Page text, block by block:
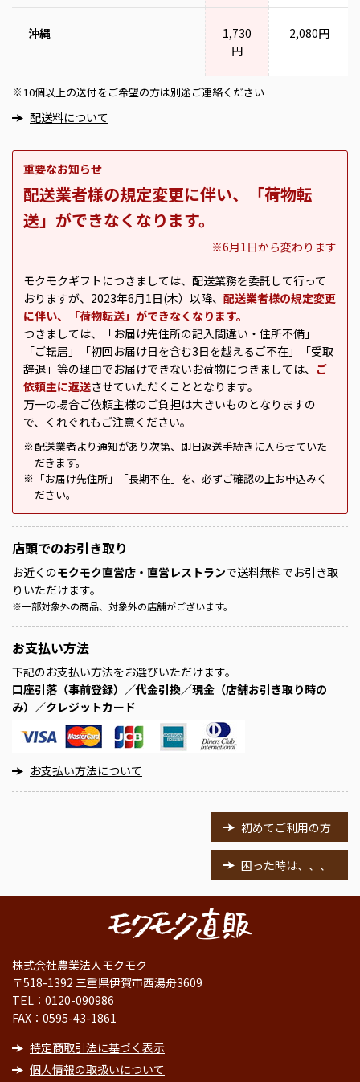
沖縄
1,730
円
2,080円
※ 10個以上の送付をご希望の方は別途ご連絡ください
配送料について
重要なお知らせ
配送業者様の規定変更に伴い、「荷物転
送」ができなくなります。
※6月1日から変わります
モクモクギフトにつきましては、配送業務を委託して行って
おりますが、2023年6月1日(木）以降、 配送業者様の規定変更
に伴い、「荷物転送」ができなくなります。
つきましては、「お届け先住所の記入間違い・住所不備」
「ご転居」「初回お届け日を含む3日を越えるご不在」「受取
辞退」等の理由でお届けできないお荷物につきましては、 ご
依頼主に返送させていただくこととなります。
万一の場合ご依頼主様のご負担は大きいものとなりますの
で、くれぐれもご注意ください。
※ 配送業者より通知があり次第、即日返送手続きに入らせていた
だきます。
※
「お届け先住所」「長期不在」を、必ずご確認の上お申込みく
ださい。
店頭でのお引き取り
お近くのモクモク直営店・直営レストランで送料無料でお引き取
りいただけます。
※一部対象外の商品、対象外の店舗がございます。
お支払い方法
下記のお支払い方法をお選びいただけます。
口座引落（事前登録）／代金引換／現金（店舗お引き取り時の
み）／クレジットカード
お支払い方法について
初めてご利用の方
困った時は、、、
株式会社農業法人モクモク
〒518-1392 三重県伊賀市西湯舟3609
TEL： 0120-090986
FAX：0595-43-1861
特定商取引法に基づく表示
個人情報の取扱いについて